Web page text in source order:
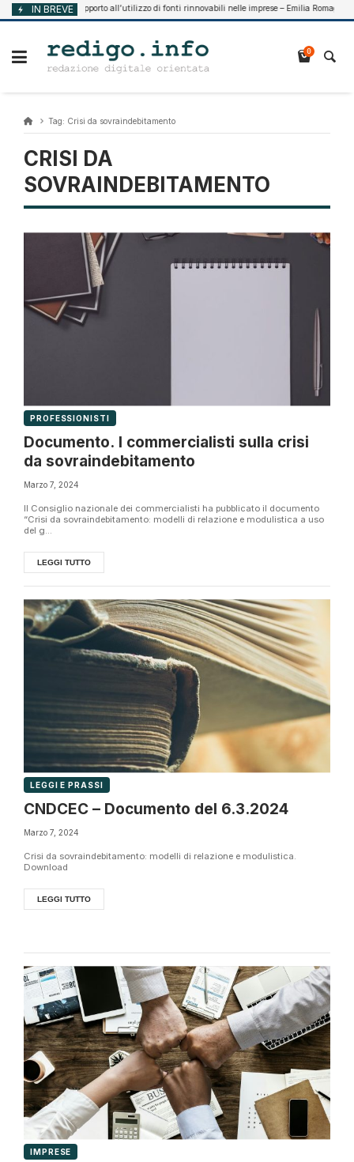
Vai
al
IN BREVE
Agosto 7, 2026 Supporto all’utilizzo di fonti rinnovabili nelle imprese – Emilia Romagna
0
Tag: Crisi da sovraindebitamento
CRISI DA
SOVRAINDEBITAMENTO
PROFESSIONISTI
Documento. I commercialisti sulla crisi
da sovraindebitamento
Marzo 7, 2024
Il Consiglio nazionale dei commercialisti ha pubblicato il documento
“Crisi da sovraindebitamento: modelli di relazione e modulistica a uso
del g...
LEGGI TUTTO
LEGGI E PRASSI
CNDCEC – Documento del 6.3.2024
Marzo 7, 2024
Crisi da sovraindebitamento: modelli di relazione e modulistica.
Download
LEGGI TUTTO
IMPRESE